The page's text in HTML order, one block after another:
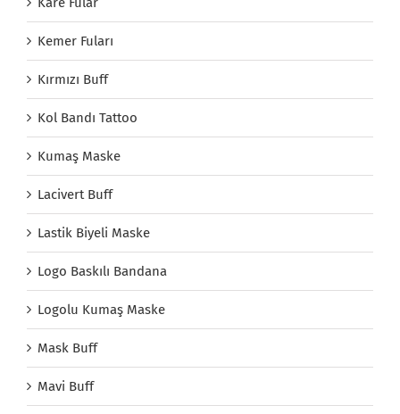
Kemer Fuları
Kırmızı Buff
Kol Bandı Tattoo
Kumaş Maske
Lacivert Buff
Lastik Biyeli Maske
Logo Baskılı Bandana
Logolu Kumaş Maske
Mask Buff
Mavi Buff